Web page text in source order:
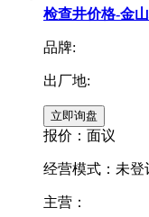
检查井价格-金
品牌:
出厂地:
报价： 面议
经营模式：未登
主营：